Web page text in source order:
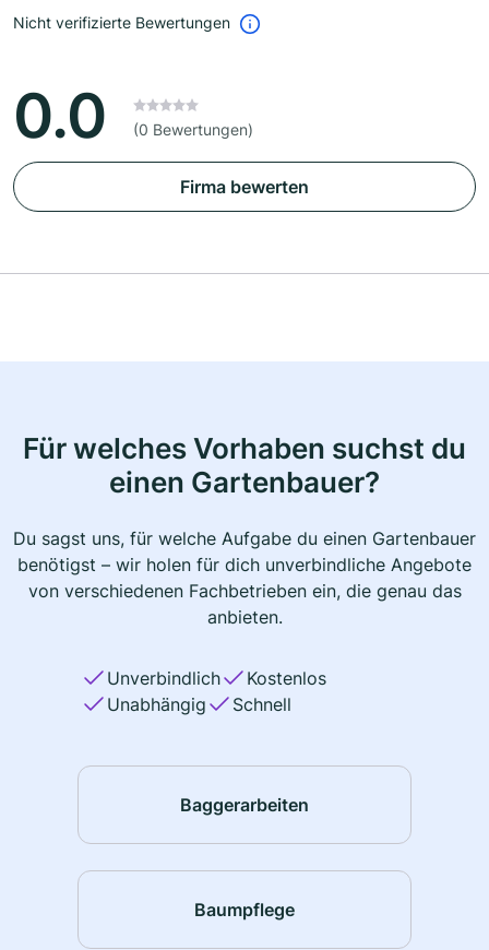
Nicht verifizierte Bewertungen
0.0 (0 Bewertungen)
Firma bewerten
Für welches Vorhaben suchst du
einen Gartenbauer?
Du sagst uns, für welche Aufgabe du einen Gartenbauer
benötigst – wir holen für dich unverbindliche Angebote
von verschiedenen Fachbetrieben ein, die genau das
anbieten.
Unverbindlich
Kostenlos
Unabhängig
Schnell
Baggerarbeiten
Baumpflege